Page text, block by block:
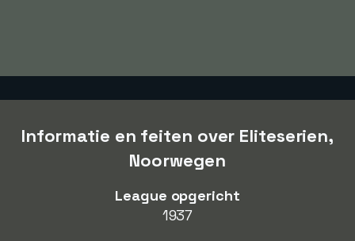
Informatie en feiten over Eliteserien,
Noorwegen
League opgericht
1937